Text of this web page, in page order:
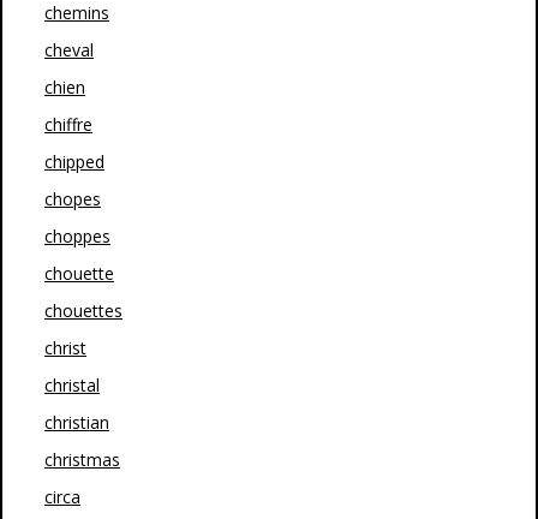
chemins
cheval
chien
chiffre
chipped
chopes
choppes
chouette
chouettes
christ
christal
christian
christmas
circa